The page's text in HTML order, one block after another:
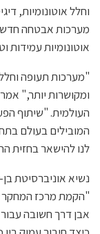
וחלל אוטונומיות,
מערכות אבטחה
אוטונומיות עמידות
"מערכות תעופה וחלל
ומקושרות יותר," אמר
העולמית. "שיתוף
המובילים בעולם
לנו להישאר בחזית
נשיא אוניברסיטת בן-
"הקמת מרכז המחקר
אבן דרך חשובה